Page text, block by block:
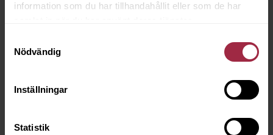
information som du har tillhandahållit eller som de har
Nödvändig
Inställningar
Statistik